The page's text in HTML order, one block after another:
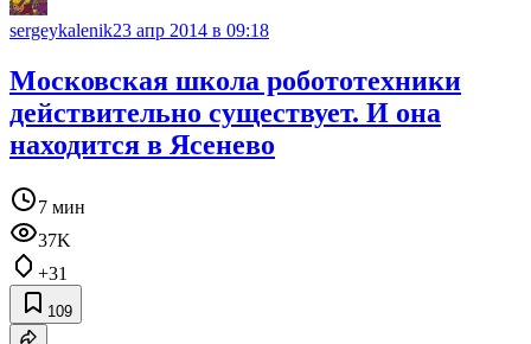
sergeykalenik23 апр 2014 в 09:18
Московская школа робототехники
действительно существует. И она
находится в Ясенево
7 мин
37K
+31
109